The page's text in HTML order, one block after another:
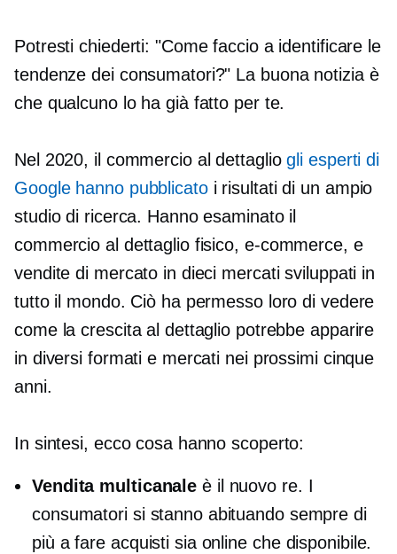
Potresti chiederti: "Come faccio a identificare le
tendenze dei consumatori?" La buona notizia è
che qualcuno lo ha già fatto per te.
Nel 2020, il commercio al dettagliogli esperti di
Google hanno pubblicatoi risultati di un ampio
studio di ricerca. Hanno esaminato il
commercio al dettaglio fisico, e-commerce, e
vendite di mercato in dieci mercati sviluppati in
tutto il mondo. Ciò ha permesso loro di vedere
come la crescita al dettaglio potrebbe apparire
in diversi formati e mercati nei prossimi cinque
anni.
In sintesi, ecco cosa hanno scoperto:
Vendita multicanale è il nuovo re. I
consumatori si stanno abituando sempre di
più a fare acquisti sia online che disponibile.